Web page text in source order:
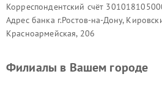
Корреспондентский счёт
Адрес банка г.Ростов-на-Дону,
Красноармейская, 206
Филиалы в Вашем городе